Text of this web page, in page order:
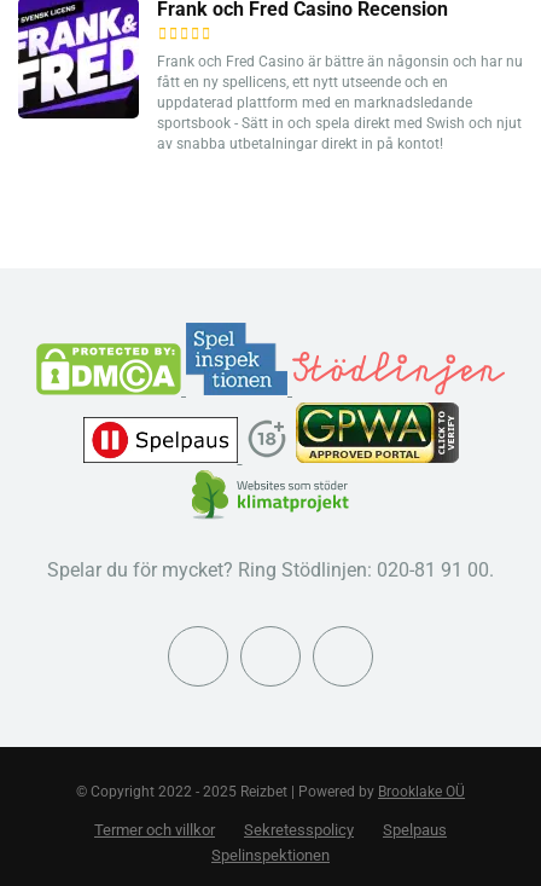
Frank och Fred Casino Recension
Frank och Fred Casino är bättre än någonsin och har nu
fått en ny spellicens, ett nytt utseende och en
uppdaterad plattform med en marknadsledande
sportsbook - Sätt in och spela direkt med Swish och njut
av snabba utbetalningar direkt in på kontot!
Spelar du för mycket? Ring Stödlinjen: 020-81 91 00.
© Copyright 2022 - 2025 Reizbet | Powered by Brooklake OÜ
Termer och villkor Sekretesspolicy
Spelpaus
Spelinspektionen